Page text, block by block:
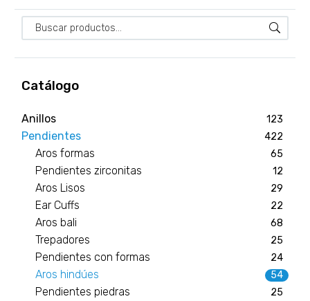
Catálogo
Anillos 123
Pendientes 422
Aros formas 65
Pendientes zirconitas 12
Aros Lisos 29
Ear Cuffs 22
Aros bali 68
Trepadores 25
Pendientes con formas 24
Aros hindúes 54
Pendientes piedras 25